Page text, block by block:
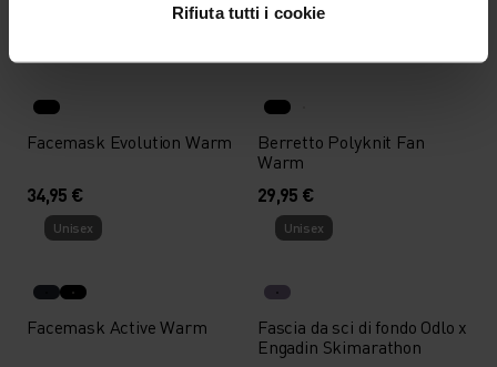
Rifiuta tutti i cookie
19,95 €
Facemask Evolution Warm
34,95 €
Berretto Polyknit Fan
Warm
29,95 €
Unisex
Facemask Active Warm
Unisex
Fascia da sci di fondo Odlo x
Engadin Skimarathon